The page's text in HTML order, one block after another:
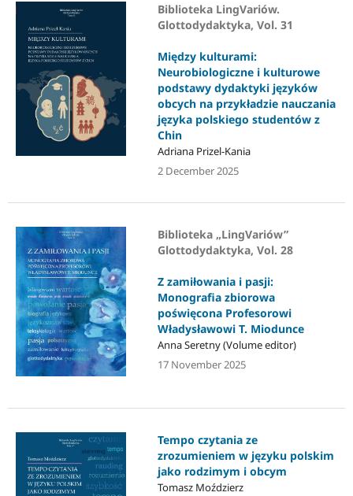
Biblioteka LingVariów.
Glottodydaktyka, Vol. 31
Między kulturami:
Neurobiologiczne i kulturowe
podstawy dydaktyki języków
obcych na przykładzie nauczania
języka polskiego studentów z
Chin
Adriana Prizel-Kania
2 December 2025
Biblioteka „LingVariów”
Glottodydaktyka, Vol. 28
Z zamiłowania i pasji:
Monografia zbiorowa
poświęcona Profesorowi
Władysławowi T. Miodunce
Anna Seretny (Volume editor)
17 November 2025
Tempo czytania ze
zrozumieniem w języku polskim
jako rodzimym i obcym
Tomasz Moździerz